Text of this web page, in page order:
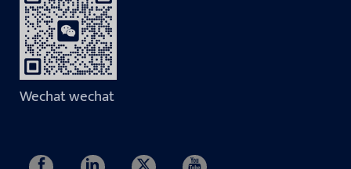
Wechat wechat